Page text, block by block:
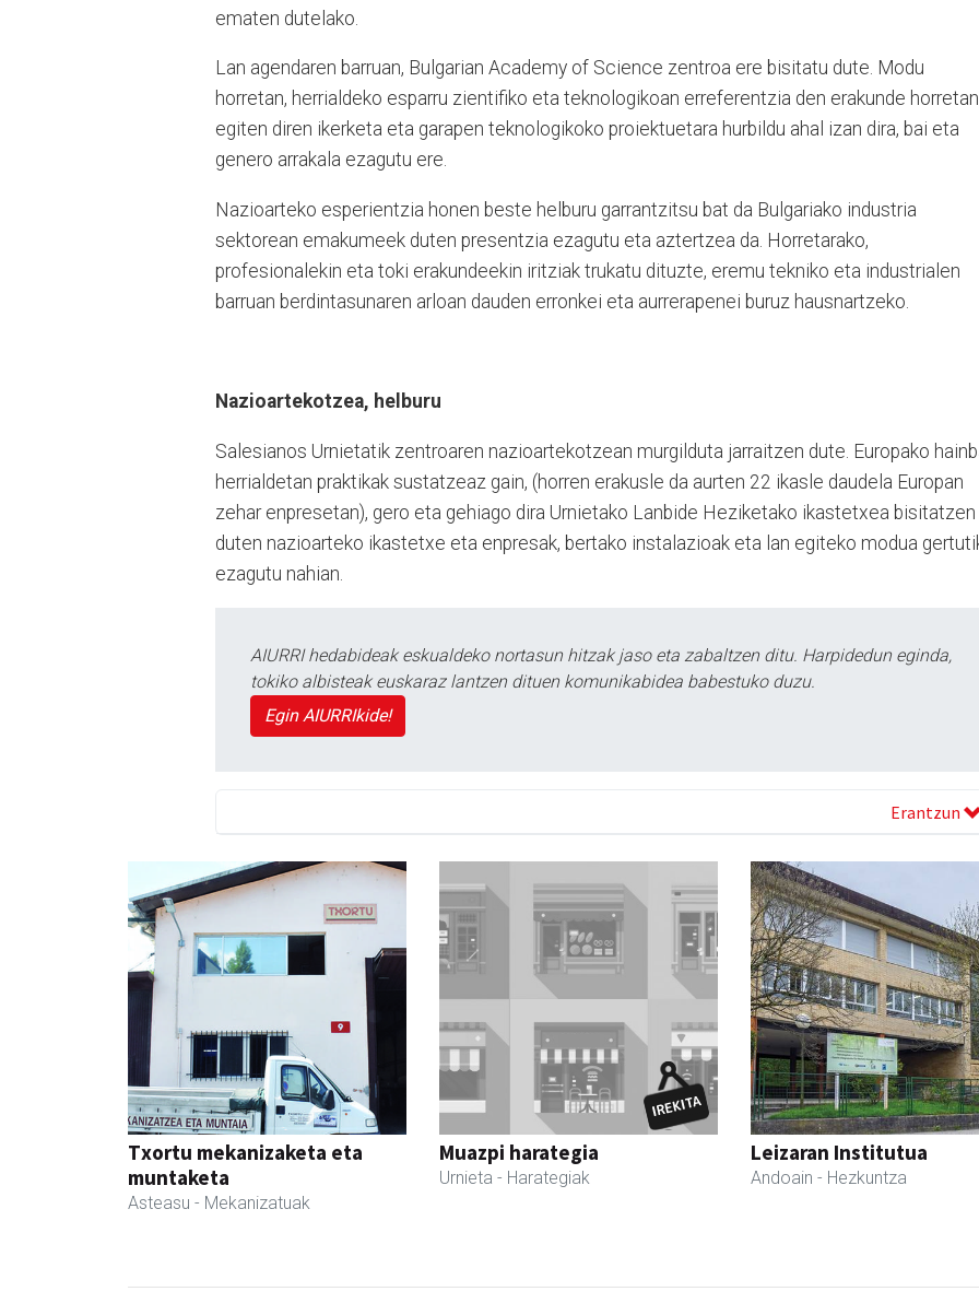
ematen dutelako.
Lan agendaren barruan, Bulgarian Academy of Science zentroa ere bisitatu dute. Modu
horretan, herrialdeko esparru zientifiko eta teknologikoan erreferentzia den erakunde horretan
egiten diren ikerketa eta garapen teknologikoko proiektuetara hurbildu ahal izan dira, bai eta
genero arrakala ezagutu ere.
Nazioarteko esperientzia honen beste helburu garrantzitsu bat da Bulgariako industria
sektorean emakumeek duten presentzia ezagutu eta aztertzea da. Horretarako,
profesionalekin eta toki erakundeekin iritziak trukatu dituzte, eremu tekniko eta industrialen
barruan berdintasunaren arloan dauden erronkei eta aurrerapenei buruz hausnartzeko.
Nazioartekotzea, helburu
Salesianos Urnietatik zentroaren nazioartekotzean murgilduta jarraitzen dute. Europako
herrialdetan praktikak sustatzeaz gain, (horren erakusle da aurten 22 ikasle daudela Europan
zehar enpresetan), gero eta gehiago dira Urnietako Lanbide Heziketako ikastetxea bisitatzen
duten nazioarteko ikastetxe eta enpresak, bertako instalazioak eta lan egiteko modua
ezagutu nahian.
AIURRI hedabideak eskualdeko nortasun hitzak jaso eta zabaltzen ditu. Harpidedun eginda,
tokiko albisteak euskaraz lantzen dituen komunikabidea babestuko duzu.
Egin AIURRIkide!
Erantzun
Txortu mekanizaketa eta
muntaketa
Asteasu - Mekanizatuak
Muazpi harategia
Urnieta - Harategiak
Leizaran Institutua
Andoain - Hezkuntza